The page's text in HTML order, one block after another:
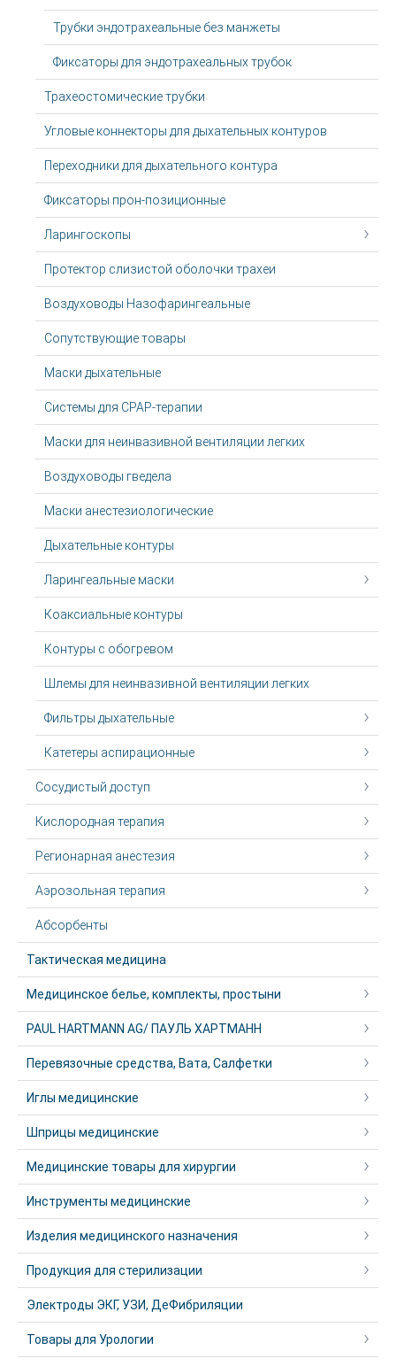
Трубки эндотрахеальные без манжеты
Фиксаторы для эндотрахеальных трубок
Трахеостомические трубки
Угловые коннекторы для дыхательных контуров
Переходники для дыхательного контура
Фиксаторы прон-позиционные
Ларингоскопы
Протектор слизистой оболочки трахеи
Воздуховоды Назофарингеальные
Сопутствующие товары
Маски дыхательные
Системы для CPAP-терапии
Маски для неинвазивной вентиляции легких
Воздуховоды гведела
Маски анестезиологические
Дыхательные контуры
Ларингеальные маски
Коаксиальные контуры
Контуры с обогревом
Шлемы для неинвазивной вентиляции легких
Фильтры дыхательные
Катетеры аспирационные
Сосудистый доступ
Кислородная терапия
Регионарная анестезия
Аэрозольная терапия
Абсорбенты
Тактическая медицина
Медицинское белье, комплекты, простыни
PAUL HARTMANN AG/ ПАУЛЬ ХАРТМАНН
Перевязочные средства, Вата, Салфетки
Иглы медицинские
Шприцы медицинские
Медицинские товары для хирургии
Инструменты медицинские
Изделия медицинского назначения
Продукция для стерилизации
Электроды ЭКГ, УЗИ, ДеФибриляции
Товары для Урологии